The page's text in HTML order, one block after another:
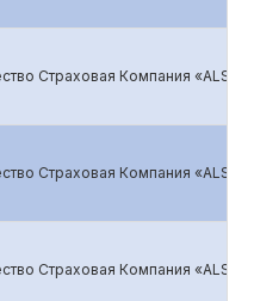
Страховая Компания
Страховая Компания
Страховая Компания